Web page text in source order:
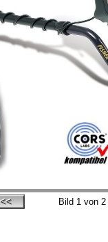
Bild 1 von 2